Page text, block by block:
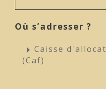
Où s’adresser ?
arrow_right Caisse
(Caf)